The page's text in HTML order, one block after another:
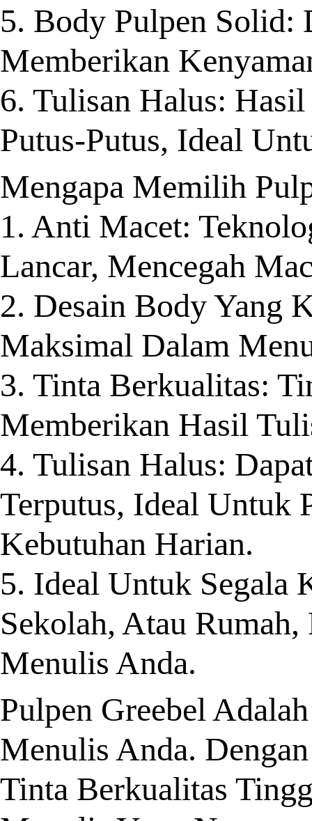
5. Body Pulpen Solid:
Memberikan
6. Tulisan Halus:
Putus-Putus, Ideal
Mengapa Memilih
1. Anti Macet:
Lancar, Mencegah
2. Desain Body Yang
Maksimal Dalam
3. Tinta Berkualitas:
Memberikan Hasil
4. Tulisan Halus:
Terputus, Ideal Untuk
Kebutuhan Harian.
5. Ideal Untuk Segala
Sekolah, Atau
Menulis Anda.
Pulpen Greebel
Menulis Anda.
Tinta Berkualitas